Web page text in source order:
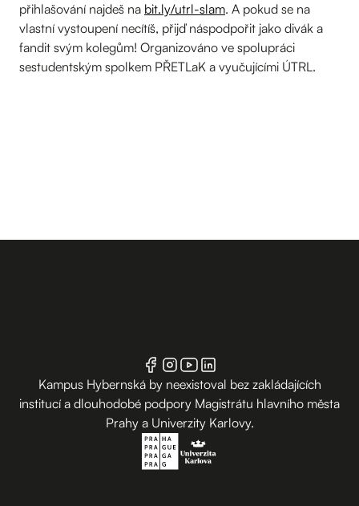
přihlašování najdeš na bit.ly/utrl-slam. A pokud se na
vlastní vystoupení necítíš, přijď náspodpořit jako divák a
fandit svým kolegům! Organizováno ve spolupráci
sestudentským spolkem PŘETLaK a vyučujícími ÚTRL.
Kampus Hybernská by neexistoval bez zakládajících
institucí a dlouhodobé podpory Magistrátu hlavního města
Prahy a Univerzity Karlovy.